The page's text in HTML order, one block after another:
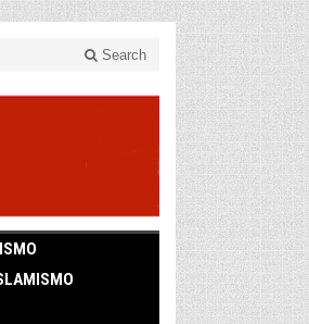
Search